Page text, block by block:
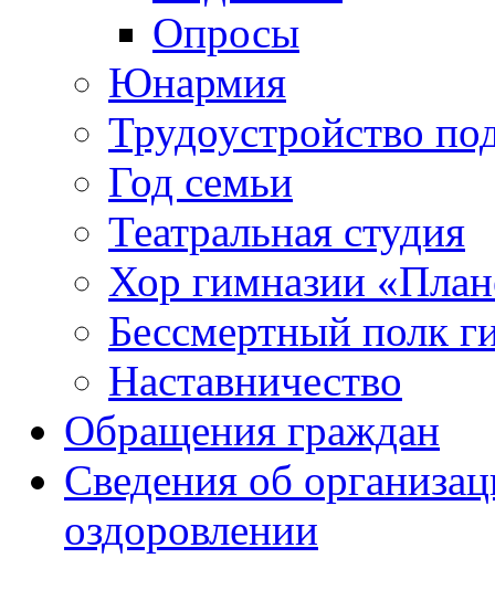
Опросы
Юнармия
Трудоустройство
Год семьи
Театральная студия
Хор гимназии
Бессмертный полк
Наставничество
Обращения граждан
Сведения об
оздоровлении